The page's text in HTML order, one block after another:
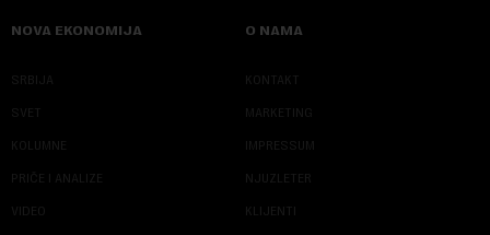
NOVA EKONOMIJA
SRBIJA
SVET
KOLUMNE
PRIČE I ANALIZE
VIDEO
O NAMA
KONTAKT
MARKETING
IMPRESSUM
NJUZLETER
KLIJENTI